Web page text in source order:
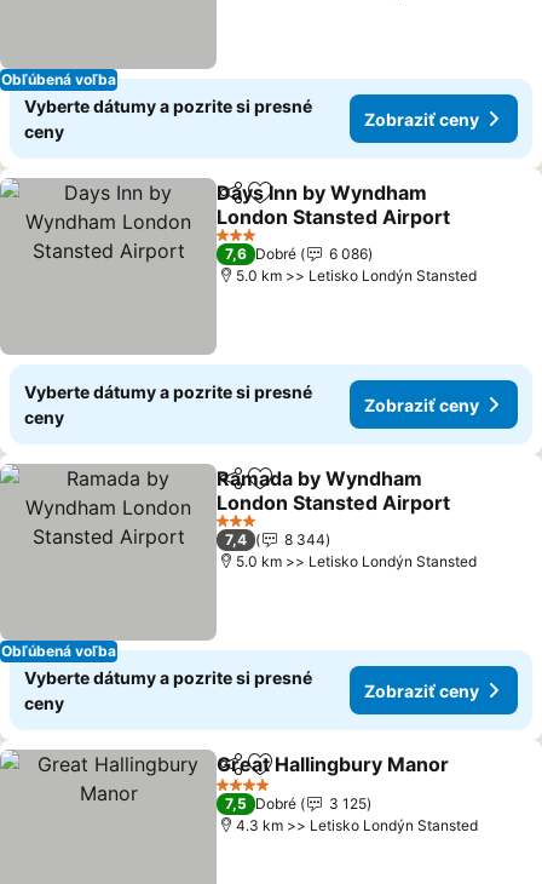
Obľúbená voľba
Vyberte dátumy a pozrite si presné
ceny
Zobraziť ceny
ZdieľaťPridať do obľúbených
Days Inn by Wyndham
London Stansted Airport
Zobraziť ceny
3 Počet hviezdičiek
7,6 Dobré
6 086
5.0 km >> Letisko Londýn Stansted
Vyberte dátumy a pozrite si presné
ceny
Zobraziť ceny
Obľúbená voľba
ZdieľaťPridať do obľúbených
Ramada by Wyndham
London Stansted Airport
Zobraziť ceny
3 Počet hviezdičiek
7,4
8 344
5.0 km >> Letisko Londýn Stansted
Vyberte dátumy a pozrite si presné
ceny
Zobraziť ceny
ZdieľaťPridať do obľúbených
Great Hallingbury Manor
4 Počet hviezdičiek
7,5 Dobré
3 125
4.3 km >> Letisko Londýn Stansted